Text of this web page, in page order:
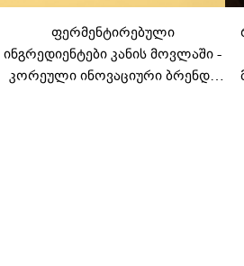
ფერმენტირებული
ინგრედიენტები კანის მოვლაში -
კორეული ინოვაციური ბრენდი